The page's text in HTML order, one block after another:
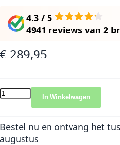
4.3 / 5
4941 reviews van 2
€ 289,95
In Winkelwagen
Bestel nu en ontvang het
augustus